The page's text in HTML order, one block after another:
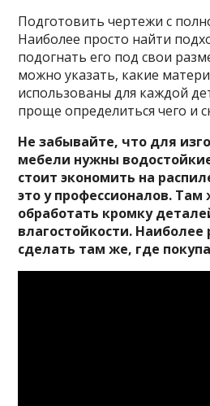
Подготовить чертежи с
Наиболее просто найти
подогнать его под свои
можно указать, какие
использованы для каждой
проще определиться чего и
Не забывайте, что для
мебели нужны
стоит экономить на
это у профессионалов.
обработать кромку
влагостойкости. Наиболее
сделать там же, где